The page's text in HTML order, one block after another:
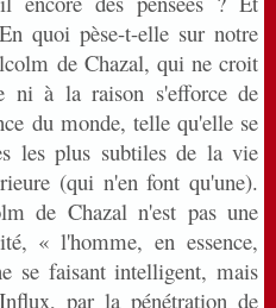
quoi pèse-t-elle sur notre
de Chazal, qui ne croit
ni à la raison s'efforce de
du monde, telle qu'elle se
les plus subtiles de la vie
(qui n'en font qu'une).
de Chazal n'est pas une
« l'homme, en essence,
se faisant intelligent, mais
par la pénétration de